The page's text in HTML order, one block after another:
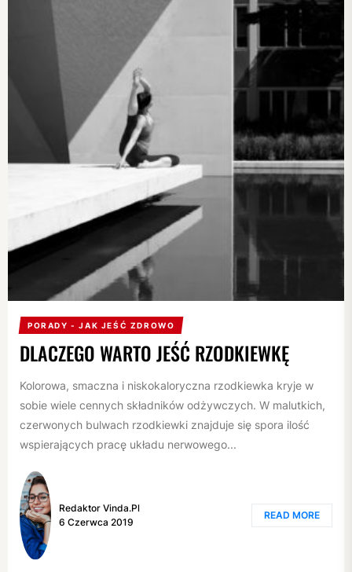
PORADY - JAK JEŚĆ ZDROWO
DLACZEGO WARTO JEŚĆ RZODKIEWKĘ
Kolorowa, smaczna i niskokaloryczna rzodkiewka kryje w
sobie wiele cennych składników odżywczych. W malutkich,
czerwonych bulwach rzodkiewki znajduje się spora ilość
wspierających pracę układu nerwowego...
Redaktor Vinda.pl
6 Czerwca 2019
READ MORE